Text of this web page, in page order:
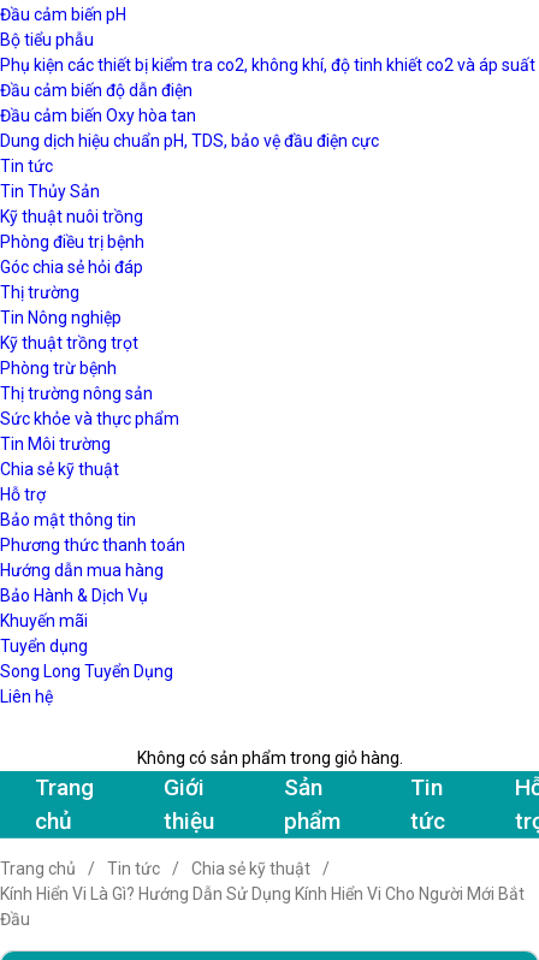
Đầu cảm biến pH
Bộ tiểu phẫu
Phụ kiện các thiết bị kiểm tra co2, không khí, độ tinh khiết co2 và áp suất
Đầu cảm biến độ dẫn điện
Đầu cảm biến Oxy hòa tan
Dung dịch hiệu chuẩn pH, TDS, bảo vệ đầu điện cực
Tin tức
Tin Thủy Sản
Kỹ thuật nuôi trồng
Phòng điều trị bệnh
Góc chia sẻ hỏi đáp
Thị trường
Tin Nông nghiệp
Kỹ thuật trồng trọt
Phòng trừ bệnh
Thị trường nông sản
Sức khỏe và thực phẩm
Tin Môi trường
Chia sẻ kỹ thuật
Hỗ trợ
Bảo mật thông tin
Phương thức thanh toán
Hướng dẫn mua hàng
Bảo Hành & Dịch Vụ
Khuyến mãi
Tuyển dụng
Song Long Tuyển Dụng
Liên hệ
Không có sản phẩm trong giỏ hàng.
Trang
chủ
Giới
thiệu
Sản
phẩm
Tin
tức
Trang chủ Tin tức
Chia sẻ kỹ thuật
Kính Hiển Vi Là Gì? Hướng Dẫn Sử Dụng Kính Hiển Vi Cho Người Mới Bắt
Đầu